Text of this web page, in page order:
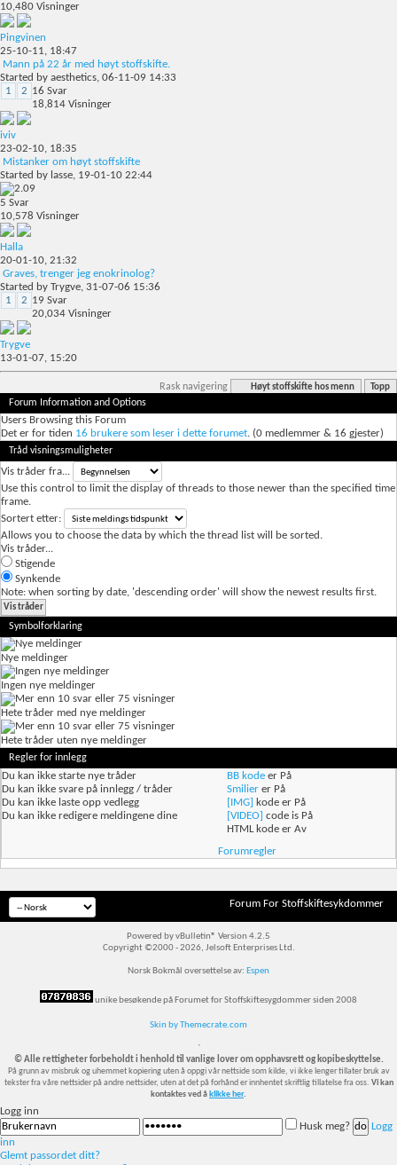
10,480 Visninger
Pingvinen
25-10-11, 18:47
Mann på 22 år med høyt stoffskifte.
Started by aesthetics, 06-11-09 14:33
1
2 16 Svar
18,814 Visninger
iviv
23-02-10, 18:35
Mistanker om høyt stoffskifte
Started by lasse, 19-01-10 22:44
5 Svar
10,578 Visninger
Halla
20-01-10, 21:32
Graves, trenger jeg enokrinolog?
Started by Trygve, 31-07-06 15:36
1
2 19 Svar
20,034 Visninger
Trygve
13-01-07, 15:20
Rask navigering Høyt stoffskifte hos menn Topp
Forum Information and Options
Users Browsing this Forum
Det er for tiden 16 brukere som leser i dette forumet. (0 medlemmer & 16 gjester)
Tråd visningsmuligheter
Vis tråder fra...
Use this control to limit the display of threads to those newer than the specified time
frame.
Sortert etter:
Allows you to choose the data by which the thread list will be sorted.
Vis tråder...
Stigende
Synkende
Note: when sorting by date, 'descending order' will show the newest results first.
Symbolforklaring
Nye meldinger
Ingen nye meldinger
Hete tråder med nye meldinger
Hete tråder uten nye meldinger
Regler for innlegg
Du kan ikke starte nye tråder
Du kan ikke svare på innlegg / tråder
Du kan ikke laste opp vedlegg
Du kan ikke redigere meldingene dine
BB kode er På
Smilier er På
[IMG] kode er På
[VIDEO] code is På
HTML kode erAv
Forumregler
Forum For Stoffskiftesykdommer
Powered by vBulletin® Version 4.2.5
Copyright ©2000 - 2026, Jelsoft Enterprises Ltd.
Norsk Bokmål oversettelse av: Espen
unike besøkende på Forumet for Stoffskiftesygdommer siden 2008
Skin by Themecrate.com
`
© Alle rettigheter forbeholdt i henhold til vanlige lover om opphavsrett og kopibeskyttelse.
På grunn av misbruk og uhemmet kopiering uten å oppgi vår nettside som kilde, vi ikke lenger tillater bruk av
tekster fra våre nettsider på andre nettsider, uten at det på forhånd er innhentet skriftlig tillatelse fra oss. Vi kan
kontaktes ved å klikke her.
Logg inn
Husk meg?
Logg
inn
Glemt passordet ditt?